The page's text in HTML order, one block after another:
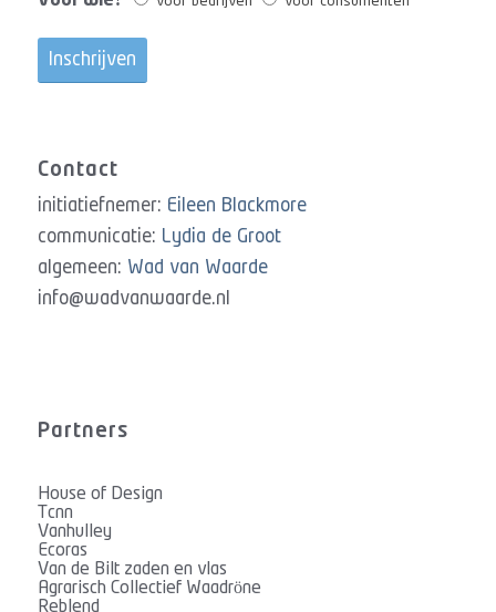
Contact
initiatiefnemer: Eileen Blackmore
communicatie: Lydia de Groot
algemeen: Wad van Waarde
info@wadvanwaarde.nl
Partners
House of Design
Tcnn
Vanhulley
Ecoras
Van de Bilt zaden en vlas
Agrarisch Collectief Waadröne
Reblend